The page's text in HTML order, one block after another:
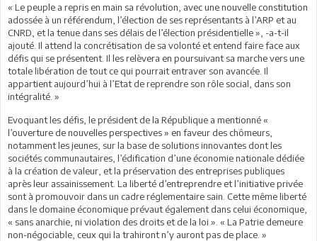
« Le peuple a repris en main sa révolution, avec une nouvelle constitution
adossée à un référendum, l’élection de ses représentants à l’ARP et au
CNRD, et la tenue dans ses délais de l’élection présidentielle », -a-t-il
ajouté. Il attend la concrétisation de sa volonté et entend faire face aux
défis qui se présentent. Il les relèvera en poursuivant sa marche vers une
totale libération de tout ce qui pourrait entraver son avancée. Il
appartient aujourd’hui à l’Etat de reprendre son rôle social, dans son
intégralité. »
Evoquant les défis, le président de la République a mentionné «
l’ouverture de nouvelles perspectives » en faveur des chômeurs,
notamment les jeunes, sur la base de solutions innovantes dont les
sociétés communautaires, l’édification d’une économie nationale dédiée
à la création de valeur, et la préservation des entreprises publiques
après leur assainissement. La liberté d’entreprendre et l’initiative privée
sont à promouvoir dans un cadre réglementaire sain. Cette même liberté
dans le domaine économique prévaut également dans celui économique,
« sans anarchie, ni violation des droits et de la loi ». « La Patrie demeure
non-négociable, ceux qui la trahiront n’y auront pas de place. »